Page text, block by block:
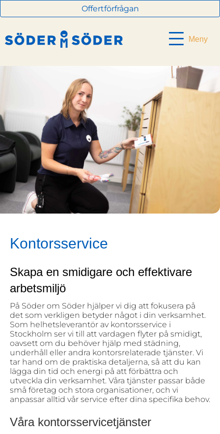
Offertförfrågan
Meny
Kontorsservice
Skapa en smidigare och effektivare
arbetsmiljö
På Söder om Söder hjälper vi dig att fokusera på
det som verkligen betyder något i din verksamhet.
Som helhetsleverantör av kontorsservice i
Stockholm ser vi till att vardagen flyter på smidigt,
oavsett om du behöver hjälp med städning,
underhåll eller andra kontorsrelaterade tjänster. Vi
tar hand om de praktiska detaljerna, så att du kan
lägga din tid och energi på att förbättra och
utveckla din verksamhet. Våra tjänster passar både
små företag och stora organisationer, och vi
anpassar alltid vår service efter dina specifika behov.
Våra kontorsservicetjänster